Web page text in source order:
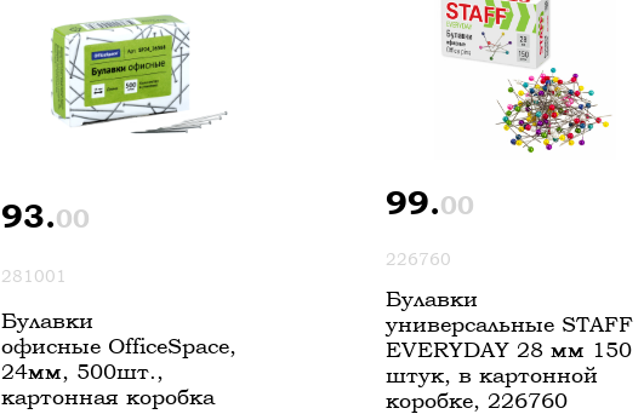
93.00
281001
Булавки
офисные OfficeSpace,
24мм, 500шт.,
картонная коробка
99.00
226760
Булавки
универсальные STAFF
EVERYDAY 28 мм 150
штук, в картонной
коробке, 226760